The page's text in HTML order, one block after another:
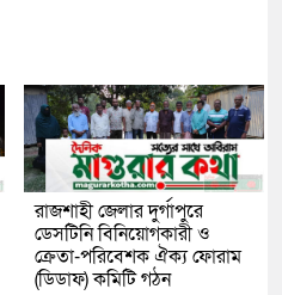
রাজশাহী জেলার দুর্গাপুরে
ডেসটিনি বিনিয়োগকারী ও
ক্রেতা-পরিবেশক ঐক্য ফোরাম
(ডিডাফ) কমিটি গঠন